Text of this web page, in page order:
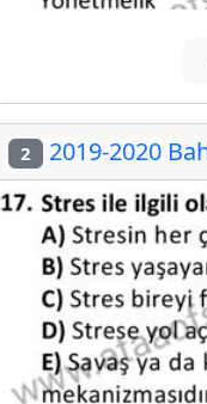
2 2019-2020